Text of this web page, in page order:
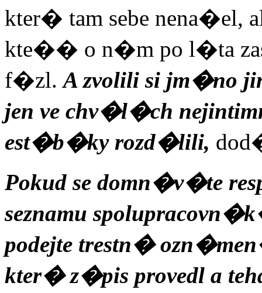
kter� tam sebe nena�el,
kte�� o n�m po l�ta
f�zl.A zvolili si jm�no
jen ve chv�l�ch
est�b�ky rozd�lili,
Pokud se domn�v�te
seznamu
podejte trestn�
kter� z�pis provedl a